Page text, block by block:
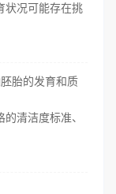
状况可能存在挑
胎的发育和质
清洁度标准、